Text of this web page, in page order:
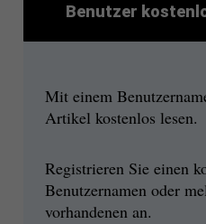
Benutzer
Mit einem
Artikel kostenlos lesen.
Registrieren Sie einen
Benutzernamen oder
vorhandenen an.